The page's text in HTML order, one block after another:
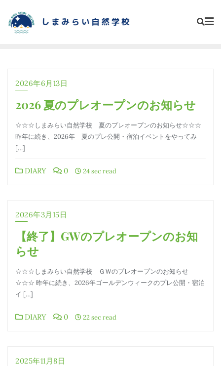
content
2026年6月13日
2026 夏のプレオープンのお知らせ
☆☆☆しまみらい自然学校 夏のプレオープンのお知らせ☆☆☆
昨年に続き、2026年 夏のプレ公開・宿泊イベントをやってみ
[…]
DIARY 0 24 sec read
2026年3月15日
【終了】GWのプレオープンのお知
らせ
☆☆☆しまみらい自然学校 ＧＷのプレオープンのお知らせ
☆☆☆ 昨年に続き、2026年ゴールデンウィークのプレ公開・宿泊
イ […]
DIARY 0 22 sec read
2025年11月8日